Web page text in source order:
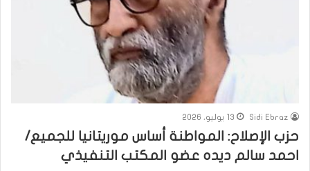
Sidi Ebraz 13 يوليو، 2026
حزب الإصلاح: المواطنة أساس موريتانيا للجميع/
احمد سالم ديده عضو المكتب التنفيذي